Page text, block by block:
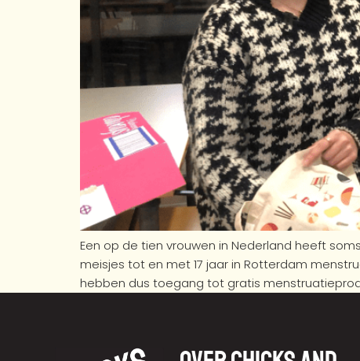
Een op de tien vrouwen in Nederland heeft
meisjes tot en met 17 jaar in Rotterdam
hebben dus toegang tot gratis